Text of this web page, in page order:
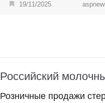
19/11/2025
Российский
Розничные продажи